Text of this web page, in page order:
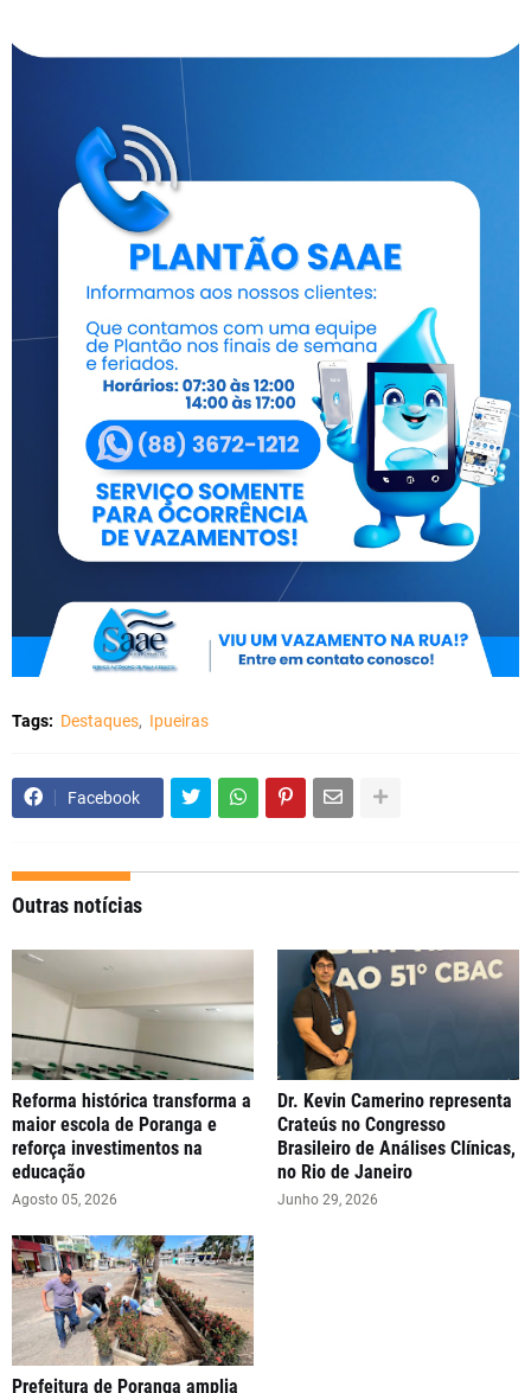
Tags: Destaques Ipueiras
Facebook
Outras notícias
Reforma histórica transforma a
maior escola de Poranga e
reforça investimentos na
educação
Agosto 05, 2026
Dr. Kevin Camerino representa
Crateús no Congresso
Brasileiro de Análises Clínicas,
no Rio de Janeiro
Junho 29, 2026
Prefeitura de Poranga amplia